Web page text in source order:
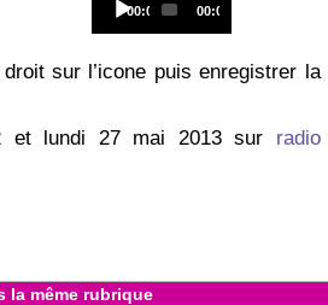
Player
Current
00:00
Total
00:00
sur l’icone puis enregistrer la
et lundi 27 mai 2013 sur radio
la même rubrique